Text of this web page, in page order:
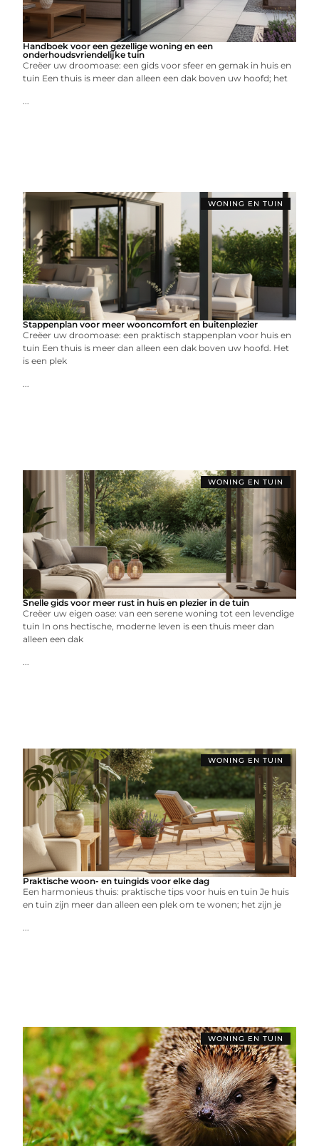
Handboek voor een gezellige woning en een
onderhoudsvriendelijke tuin
Creëer uw droomoase: een gids voor sfeer en gemak in huis en
tuin Een thuis is meer dan alleen een dak boven uw hoofd; het
...
WONING EN TUIN
Stappenplan voor meer wooncomfort en buitenplezier
Creëer uw droomoase: een praktisch stappenplan voor huis en
tuin Een thuis is meer dan alleen een dak boven uw hoofd. Het
is een plek
...
WONING EN TUIN
Snelle gids voor meer rust in huis en plezier in de tuin
Creëer uw eigen oase: van een serene woning tot een levendige
tuin In ons hectische, moderne leven is een thuis meer dan
alleen een dak
...
WONING EN TUIN
Praktische woon- en tuingids voor elke dag
Een harmonieus thuis: praktische tips voor huis en tuin Je huis
en tuin zijn meer dan alleen een plek om te wonen; het zijn je
...
WONING EN TUIN